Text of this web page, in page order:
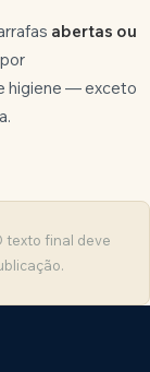
abertas ou
higiene — exceto
texto final deve